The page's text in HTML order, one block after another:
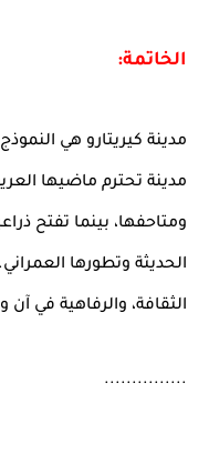
الخاتمة:
مدينة كيريتارو هي
مدينة تحترم ماضيها
ومتاحفها، بينما تفتح
الحديثة وتطورها
الثقافة، والرفاهية في آن
...............